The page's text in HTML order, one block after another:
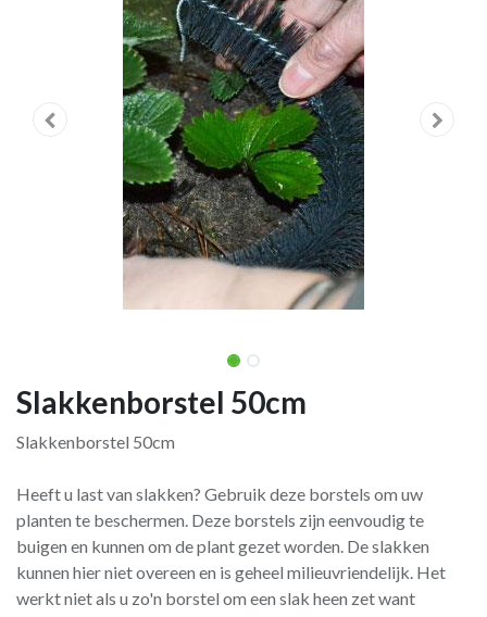
Slakkenborstel 50cm
Slakkenborstel 50cm
Heeft u last van slakken? Gebruik deze borstels om uw
planten te beschermen. Deze borstels zijn eenvoudig te
buigen en kunnen om de plant gezet worden. De slakken
kunnen hier niet overeen en is geheel milieuvriendelijk. Het
werkt niet als u zo'n borstel om een slak heen zet want